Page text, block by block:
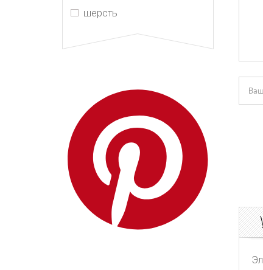
Magda Butrym
MM6 Maison Margiela
Off-White
Palm Angels
PRADA
Puma
The Attico
шерсть